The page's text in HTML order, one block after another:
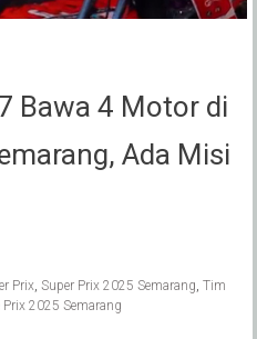
Bawa 4 Motor di
Ada Misi
Prix, Super Prix 2025 Semarang, Tim
2025 Semarang